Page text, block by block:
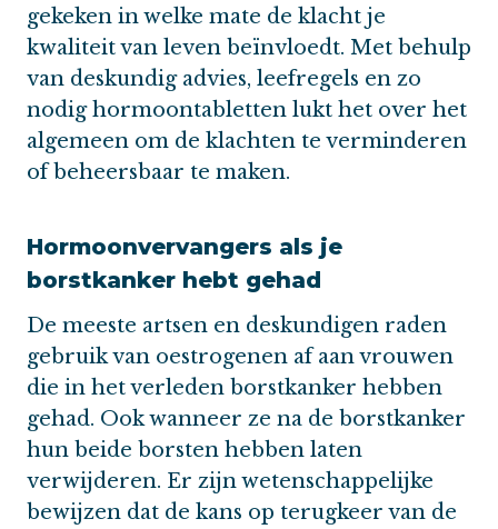
gekeken in welke mate de klacht je
kwaliteit van leven beïnvloedt. Met behulp
van deskundig advies, leefregels en zo
nodig hormoontabletten lukt het over het
algemeen om de klachten te verminderen
of beheersbaar te maken.
Hormoonvervangers als je
borstkanker hebt gehad
De meeste artsen en deskundigen raden
gebruik van oestrogenen af aan vrouwen
die in het verleden borstkanker hebben
gehad. Ook wanneer ze na de borstkanker
hun beide borsten hebben laten
verwijderen. Er zijn wetenschappelijke
bewijzen dat de kans op terugkeer van de